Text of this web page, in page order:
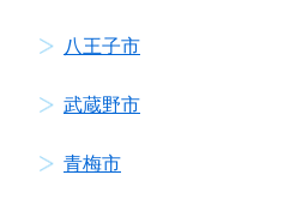
八王子市
武蔵野市
青梅市